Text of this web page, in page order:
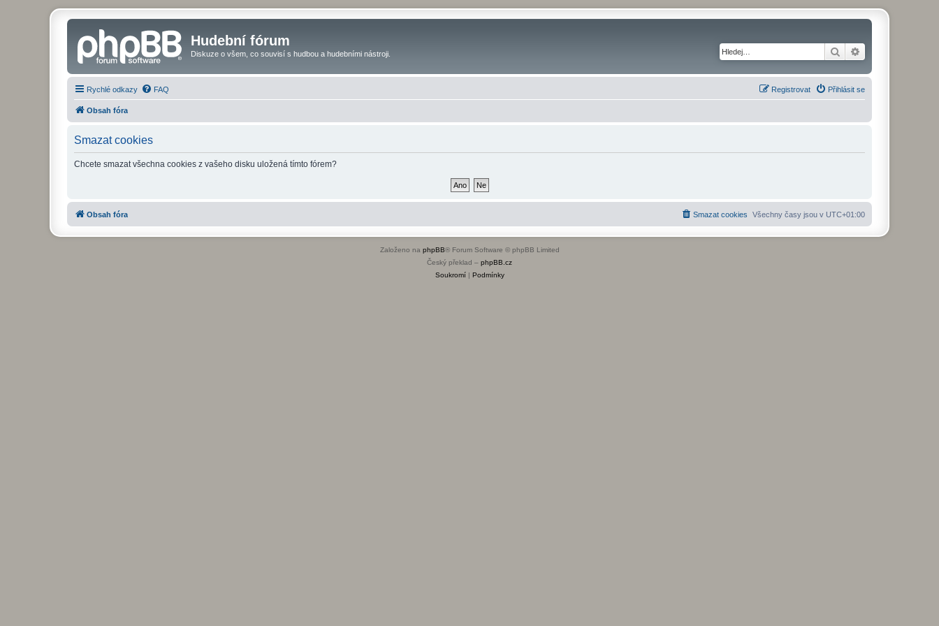
Hudební fórum
Diskuze o všem, co souvisí s hudbou a hudebními nástroji. Hledat
Rychlé odkazy FAQ Přihlásit se
Registrovat
Obsah fóra
Smazat cookies
Chcete smazat všechna cookies z vašeho disku uložená tímto fórem?
Obsah fóra Všechny časy jsou v UTC+01:00
Smazat cookies
Založeno na phpBB® Forum Software © phpBB Limited
Český překlad – phpBB.cz
Soukromí| Podmínky